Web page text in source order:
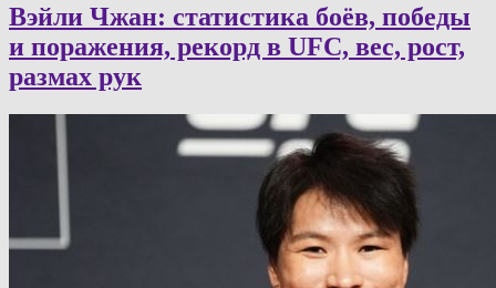
Вэйли Чжан: статистика боёв, победы
и поражения, рекорд в UFC, вес, рост,
размах рук